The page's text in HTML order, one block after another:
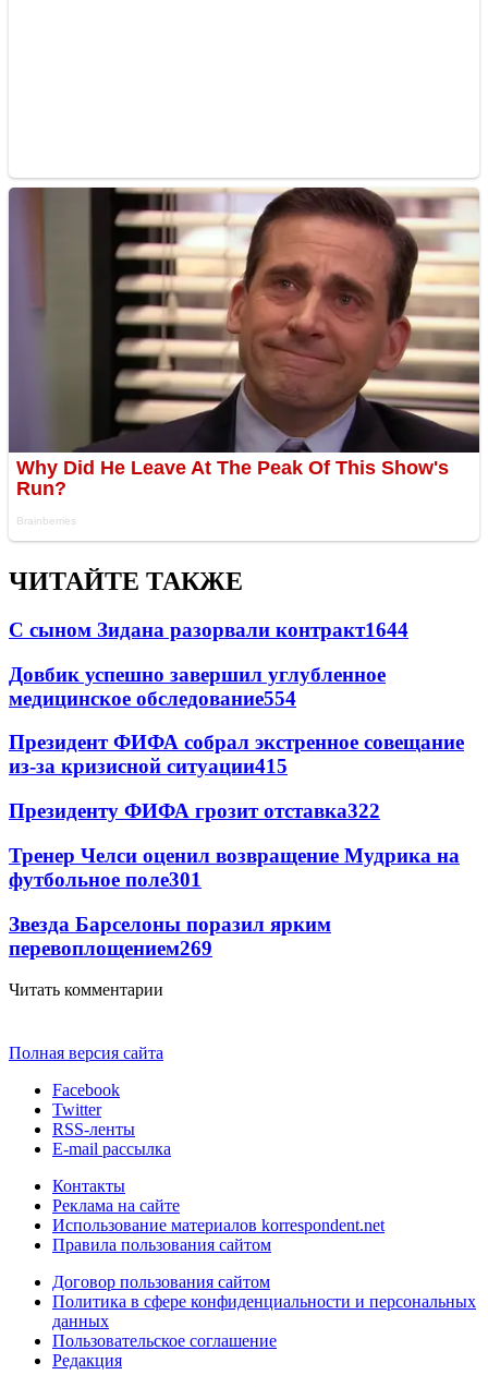
ЧИТАЙТЕ ТАКЖЕ
С сыном Зидана разорвали контракт1644
Довбик успешно завершил углубленное
медицинское обследование554
Президент ФИФА собрал экстренное совещание
из-за кризисной ситуации415
Президенту ФИФА грозит отставка322
Тренер Челси оценил возвращение Мудрика на
футбольное поле301
Звезда Барселоны поразил ярким
перевоплощением269
Читать комментарии
Полная версия сайта
Facebook
Twitter
RSS-ленты
E-mail рассылка
Контакты
Реклама на сайте
Использование материалов korrespondent.net
Правила пользования сайтом
Договор пользования сайтом
Политика в сфере конфиденциальности и персональных
данных
Пользовательское соглашение
Редакция